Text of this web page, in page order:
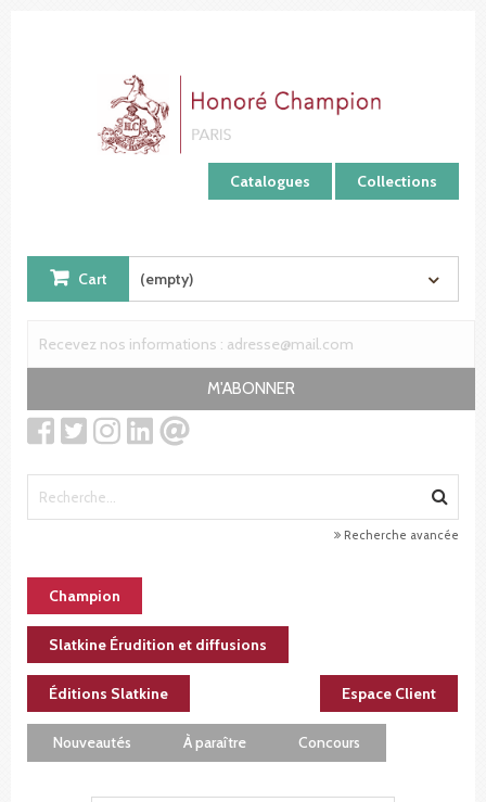
Catalogues Collections
Cart (empty)
M'ABONNER
Recherche avancée
Champion
Slatkine Érudition et diffusions
Éditions Slatkine Espace Client
Nouveautés À paraître Concours